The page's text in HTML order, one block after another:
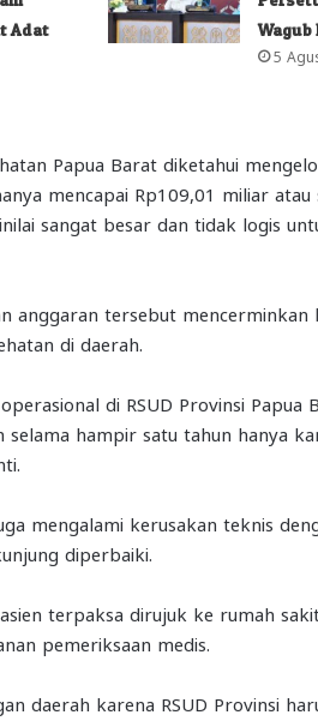
Adat
Wagub
5
Papua Barat diketahui
mencapai Rp109,01 miliar
sangat besar dan tidak logis
anggaran tersebut mencerminkan
di daerah.
di RSUD Provinsi Papua
selama hampir satu tahun hanya
mengalami kerusakan teknis
diperbaiki.
terpaksa dirujuk ke rumah
pemeriksaan medis.
daerah karena RSUD Provinsi